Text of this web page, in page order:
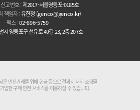
고번호 :제2017-서울영등포-0185호
책임자 :유한정 (genco@genco.kr)
팩스 :02-896-5759
시 영등포구 선유로 49길 23, 2층 207호
은 안전거래를 위해 현금 등으로 결제시 저희 쇼핑몰
입한 구매 안전 서비스를 이용하실 수 있습니다.